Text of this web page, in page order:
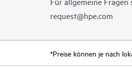
request@hpe.com
*Preise können je nach